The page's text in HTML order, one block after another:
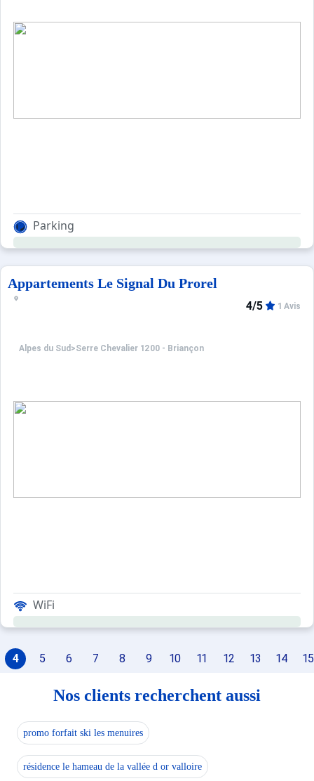
Parking
Appartements Le Signal Du Prorel
Alpes du Sud >Serre Chevalier 1200 - Briançon
4/5 1 Avis
WiFi
4 5 6 7 8 9 10 11 12 13 14 15
Nos clients recherchent aussi
promo forfait ski les menuires
résidence le hameau de la vallée d or valloire